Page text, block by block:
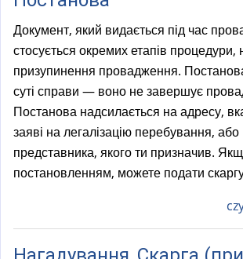
Документ, який видається під час
стосується окремих етапів процедури,
призупинення провадження.
суті справи — воно не завершує
Постанова надсилається на адресу,
заяві на легалізацію перебування,
представника, якого ти призначив.
постановленням, можете подати